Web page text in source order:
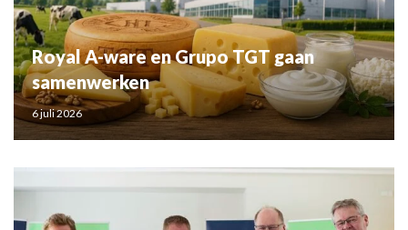
Royal A-ware en Grupo TGT gaan
samenwerken
6 juli 2026